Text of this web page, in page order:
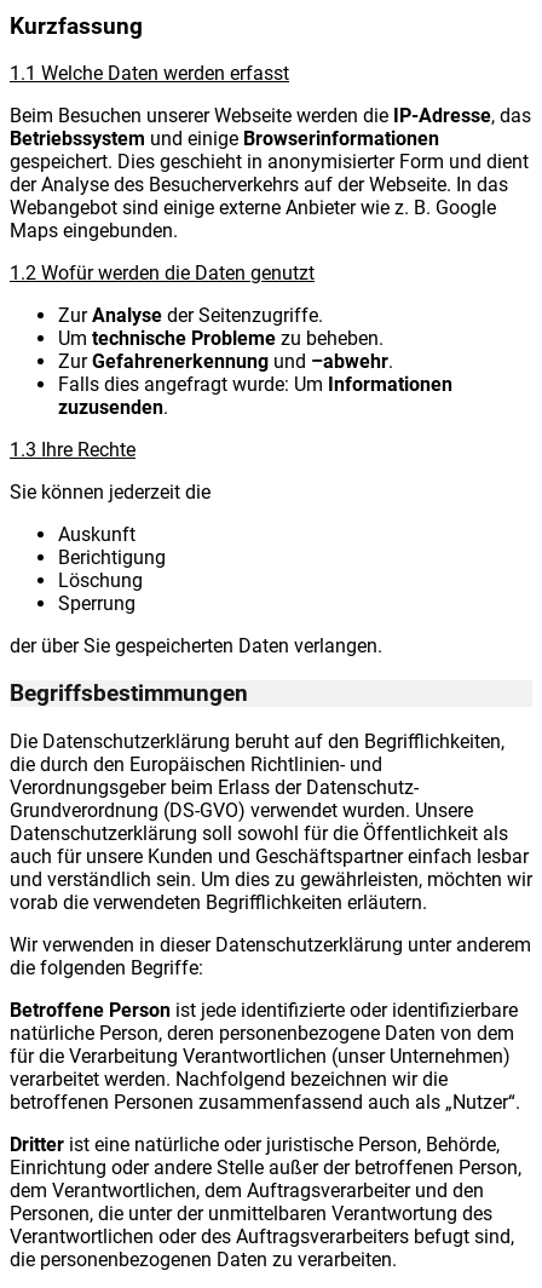
Kurzfassung
1.1 Welche Daten werden erfasst
Beim Besuchen unserer Webseite werden die
IP-Adresse, das
Betriebssystem und einige Browserinformationen
gespeichert. Dies geschieht in anonymisierter Form und dient
der Analyse des Besucherverkehrs auf der Webseite. In das
Webangebot sind einige externe Anbieter wie z. B. Google
Maps eingebunden.
1.2 Wofür werden die Daten genutzt
ZurAnalyse der Seitenzugriffe.
Um technische Probleme zu beheben.
ZurGefahrenerkennung und –abwehr.
Falls dies angefragt wurde: Um Informationen
zuzusenden.
1.3 Ihre Rechte
Sie können jederzeit die
Auskunft
Berichtigung
Löschung
Sperrung
der über Sie gespeicherten Daten verlangen.
Begriffsbestimmungen
Die Datenschutzerklärung beruht auf den Begrifflichkeiten,
die durch den Europäischen Richtlinien- und
Verordnungsgeber beim Erlass der Datenschutz-
Grundverordnung (DS-GVO) verwendet wurden. Unsere
Datenschutzerklärung soll sowohl für die Öffentlichkeit als
auch für unsere Kunden und Geschäftspartner einfach lesbar
und verständlich sein. Um dies zu gewährleisten, möchten wir
vorab die verwendeten Begrifflichkeiten erläutern.
Wir verwenden in dieser Datenschutzerklärung unter anderem
die folgenden Begriffe:
Betroffene Person ist jede identifizierte oder identifizierbare
natürliche Person, deren personenbezogene Daten von dem
für die Verarbeitung Verantwortlichen (unser Unternehmen)
verarbeitet werden. Nachfolgend bezeichnen wir die
betroffenen Personen zusammenfassend auch als „Nutzer“.
Dritter ist eine natürliche oder juristische Person, Behörde,
Einrichtung oder andere Stelle außer der betroffenen Person,
dem Verantwortlichen, dem Auftragsverarbeiter und den
Personen, die unter der unmittelbaren Verantwortung des
Verantwortlichen oder des Auftragsverarbeiters befugt sind,
die personenbezogenen Daten zu verarbeiten.